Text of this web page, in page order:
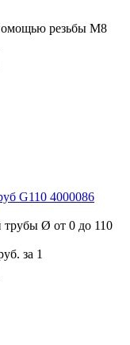
резьбы M8
G110 4000086
трубы Ø от 0 до 110
за 1